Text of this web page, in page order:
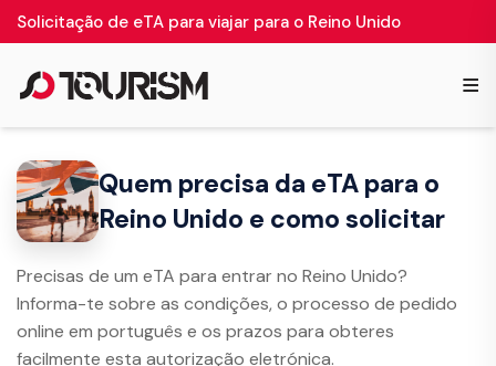
Solicitação de eTA para viajar para o Reino Unido
≡
Quem precisa da eTA para o
Reino Unido e como solicitar
Precisas de um eTA para entrar no Reino Unido?
Informa-te sobre as condições, o processo de pedido
online em português e os prazos para obteres
facilmente esta autorização eletrónica.